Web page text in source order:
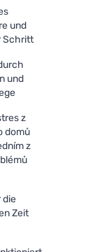
und
Schritt
und
z
domů
z
die
Zeit